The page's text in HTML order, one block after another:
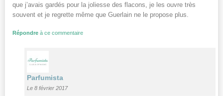
que j’avais gardés pour la joliesse des flacons, je les ouvre très
souvent et je regrette même que Guerlain ne le propose plus.
Répondre à ce commentaire
Parfumista
Le 8 février 2017